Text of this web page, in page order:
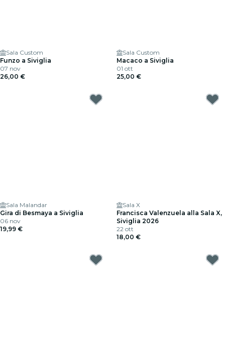
Sala Custom
Funzo a Siviglia
07 nov
26,00 €
Sala Custom
Macaco a Siviglia
01 ott
25,00 €
Sala Malandar
Gira di Besmaya a Siviglia
06 nov
19,99 €
Sala X
Francisca Valenzuela alla Sala X,
Siviglia 2026
22 ott
18,00 €